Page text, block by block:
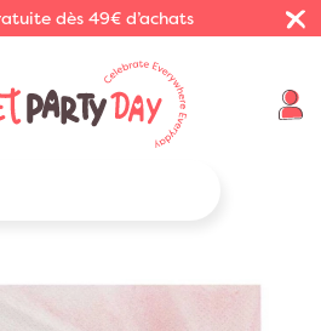
dès 49€ d’achats